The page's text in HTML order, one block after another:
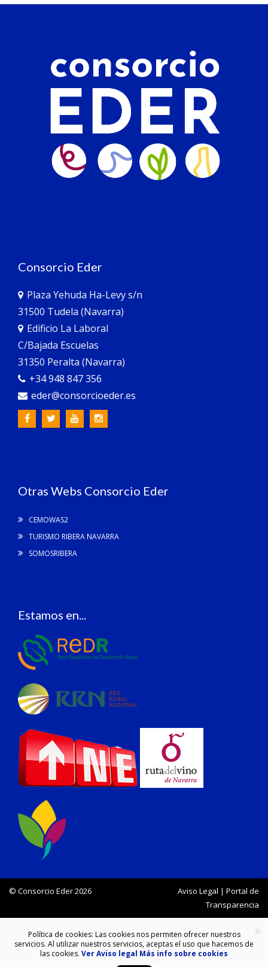
Consorcio Eder
Plaza Yehuda Ha-Levy s/n
31500 Tudela (Navarra)
Edificio La Laboral
C/Bajada Escuelas
31350 Peralta (Navarra)
+34 948 847 356
eder@consorcioeder.es
Otras Webs Consorcio Eder
CEMOWAS2
TURISMO RIBERA NAVARRA
SOMOSRIBERA
Estamos en...
© Consorcio Eder 2026 Aviso Legal | Portal de
Transparencia
×
Política de cookies: Las cookies nos permiten ofrecer nuestros
servicios. Al utilizar nuestros servicios, aceptas el uso que hacemos de
las cookies. Ver Aviso legal Más info sobre cookies